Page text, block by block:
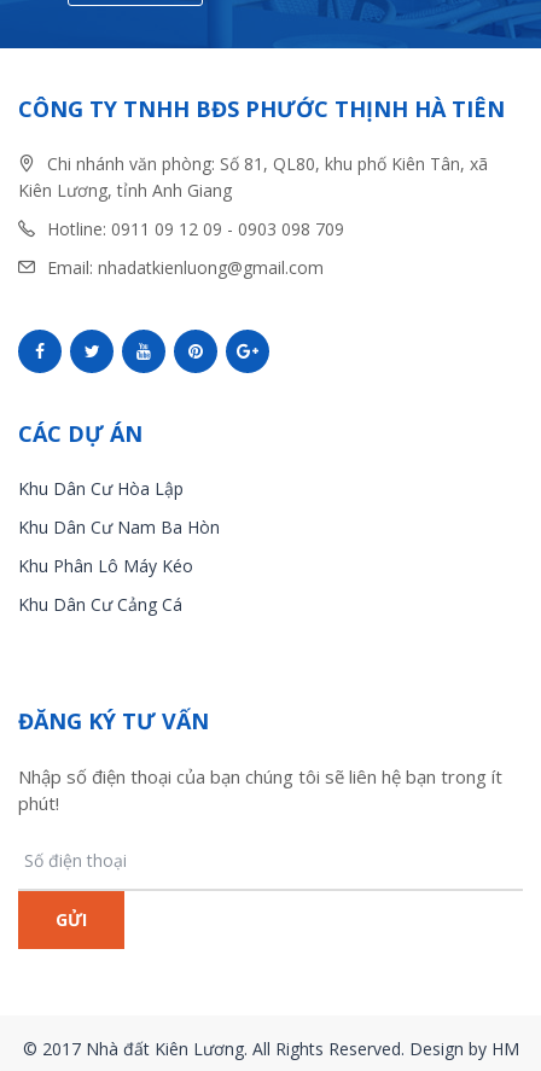
CÔNG TY TNHH BĐS PHƯỚC THỊNH HÀ TIÊN
Chi nhánh văn phòng: Số 81, QL80, khu phố Kiên Tân, xã
Kiên Lương, tỉnh Anh Giang
Hotline: 0911 09 12 09 - 0903 098 709
Email: nhadatkienluong@gmail.com
CÁC DỰ ÁN
Khu Dân Cư Hòa Lập
Khu Dân Cư Nam Ba Hòn
Khu Phân Lô Máy Kéo
Khu Dân Cư Cảng Cá
ĐĂNG KÝ TƯ VẤN
Nhập số điện thoại của bạn chúng tôi sẽ liên hệ bạn trong ít
phút!
© 2017 Nhà đất Kiên Lương. All Rights Reserved. Design by HM